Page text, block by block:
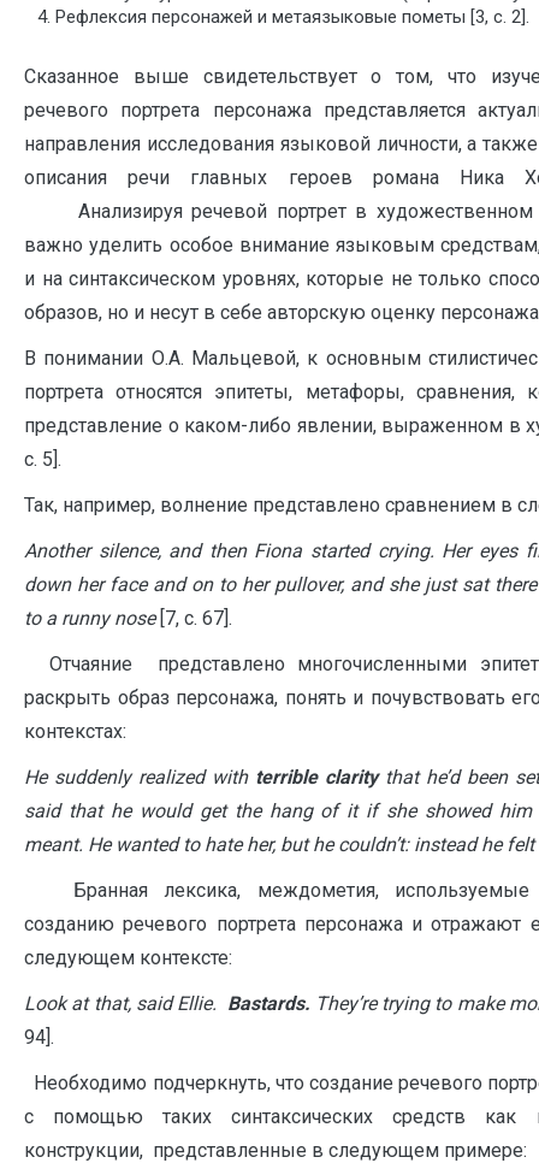
Рефлексия персонажей и метаязыковые пометы [3, с. 2].
Сказанное выше свидетельствует о том, что
речевого портрета персонажа представляется
направления исследования языковой личности, а
описания речи главных героев романа Ника
Анализируя речевой портрет в художественном
важно уделить особое внимание языковым
и на синтаксическом уровнях, которые не только
образов, но и несут в себе авторскую оценку
В понимании О.А. Мальцевой, к основным
портрета относятся эпитеты, метафоры, сравнения,
представление о каком-либо явлении, выраженном в
с. 5].
Так, например, волнение представлено сравнением в
Another silence, and then Fiona started crying. Her eyes
down her face and on to her pullover, and she just sat
to a runny nose [7, с. 67].
Отчаяние
представлено многочисленными
раскрыть образ персонажа, понять и почувствовать
контекстах:
He suddenly realized with terrible claritythat he’d been
said that he would get the hang of it if she showed
meant. He wanted to hate her, but he couldn’t: instead he felt
Бранная лексика, междометия, используемые
созданию речевого портрета персонажа и отражают
следующем контексте:
Look at that, said Ellie. Bastards. They’re trying to make
94].
Необходимо подчеркнуть, что создание речевого
с помощью таких синтаксических средств как
конструкции, представленные в следующем примере: